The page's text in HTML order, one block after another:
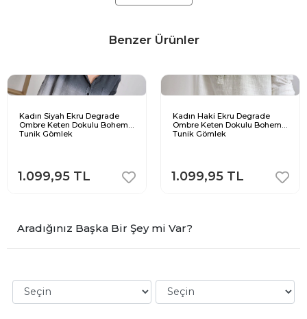
Benzer Ürünler
Kadın Siyah Ekru Degrade
Ombre Keten Dokulu Bohem
Tunik Gömlek
1.099,95 TL
Kadın Haki Ekru Degrade
Ombre Keten Dokulu Bohem
Tunik Gömlek
1.099,95 TL
Aradığınız Başka Bir Şey mi Var?